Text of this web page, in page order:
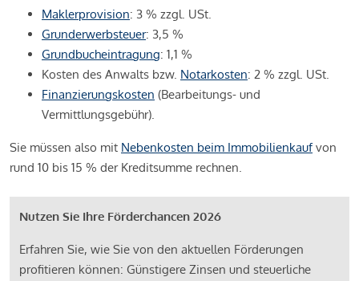
Maklerprovision: 3 % zzgl. USt.
Grunderwerbsteuer: 3,5 %
Grundbucheintragung: 1,1 %
Kosten des Anwalts bzw. Notarkosten: 2 % zzgl. USt.
Finanzierungskosten (Bearbeitungs- und
Vermittlungsgebühr).
Sie müssen also mit Nebenkosten beim Immobilienkaufvon
rund 10 bis 15 % der Kreditsumme rechnen.
Nutzen Sie Ihre Förderchancen 2026
Erfahren Sie, wie Sie von den aktuellen Förderungen
profitieren können: Günstigere Zinsen und steuerliche